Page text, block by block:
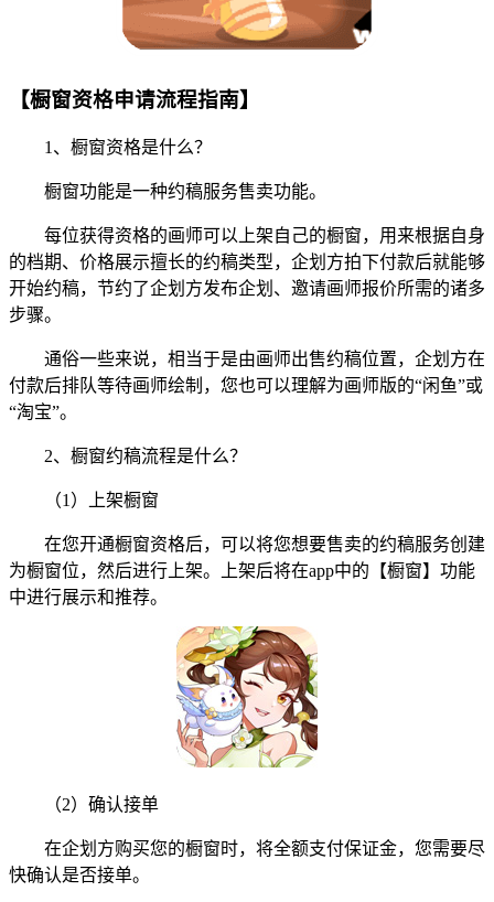
【橱窗资格申请流程指南】
1、橱窗资格是什么？
橱窗功能是一种约稿服务售卖功能。
每位获得资格的画师可以上架自己的橱窗，用来根据自身
的档期、价格展示擅长的约稿类型，企划方拍下付款后就能够
开始约稿，节约了企划方发布企划、邀请画师报价所需的诸多
步骤。
通俗一些来说，相当于是由画师出售约稿位置，企划方在
付款后排队等待画师绘制，您也可以理解为画师版的“闲鱼”或
“淘宝”。
2、橱窗约稿流程是什么？
（1）上架橱窗
在您开通橱窗资格后，可以将您想要售卖的约稿服务创建
为橱窗位，然后进行上架。上架后将在app中的【橱窗】功能
中进行展示和推荐。
（2）确认接单
在企划方购买您的橱窗时，将全额支付保证金，您需要尽
快确认是否接单。